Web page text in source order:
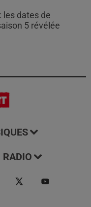
les dates de
5 révélée
RADIO